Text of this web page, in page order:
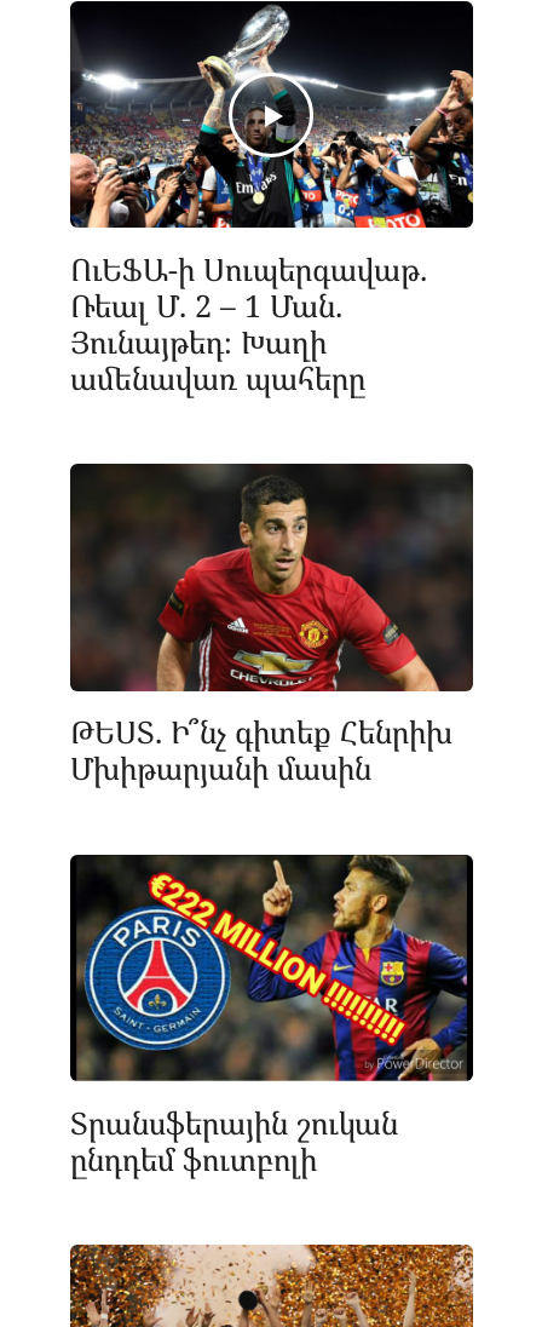
ՈւԵՖԱ-ի Սուպերգավաթ.
Ռեալ Մ. 2 – 1 Ման.
Յունայթեդ։ Խաղի
ամենավառ պահերը
ԹԵՍՏ. Ի՞նչ գիտեք Հենրիխ
Մխիթարյանի մասին
Տրանսֆերային շուկան
ընդդեմ ֆուտբոլի